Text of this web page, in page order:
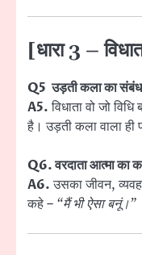
[धारा 3 –
Q5 उड़ती कला का संबंध
A5.विधाता वो जो
है। उड़ती कला वाला ही
Q6. वरदाता आत्मा का
A6.उसका जीवन,
कहे – “मैं भी ऐसा बनूं।”